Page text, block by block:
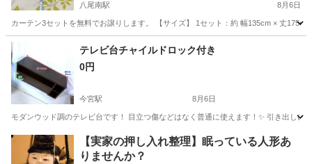
八尾南駅 8月6日
カーテン3セットを無料でお譲りします。 【サイズ】 1セット：約 幅135cm × 丈
八尾南駅 カーペット/マット/ラグ
テレビ台チャイルドロック付き
0円
今宮駅 8月6日
モダンウッド調のテレビ台です！ 目立つ傷などはなく普通に使えます！✨ 引き出し
大阪 大阪市 今宮駅 収納家具
【実家の押し入れ整理】眠っている人形あ
りませんか？